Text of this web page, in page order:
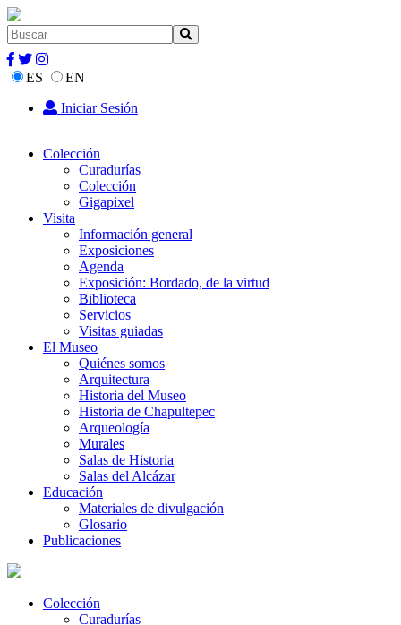
ES
EN
Iniciar Sesión
Colección
Curadurías
Colección
Gigapixel
Visita
Información general
Exposiciones
Agenda
Exposición: Bordado, de la virtud
Biblioteca
Servicios
Visitas guiadas
El Museo
Quiénes somos
Arquitectura
Historia del Museo
Historia de Chapultepec
Arqueología
Murales
Salas de Historia
Salas del Alcázar
Educación
Materiales de divulgación
Glosario
Publicaciones
Colección
Curadurías